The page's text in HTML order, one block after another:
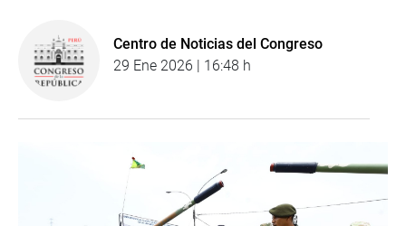
Centro de Noticias del Congreso
29 Ene 2026 | 16:48 h